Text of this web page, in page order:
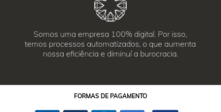
Somos uma empresa 100% digital. Por isso,
temos processos automatizados, o que aumenta
nossa eficiência e diminuí a burocracia.
FORMAS DE PAGAMENTO